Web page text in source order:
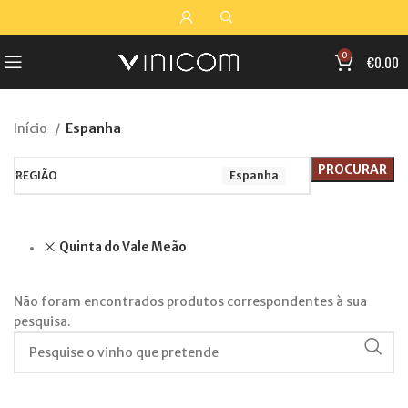
0 €0.00
Início Espanha
REGIÃO Espanha PROCURAR
Quinta do Vale Meão
Não foram encontrados produtos correspondentes à sua
pesquisa.